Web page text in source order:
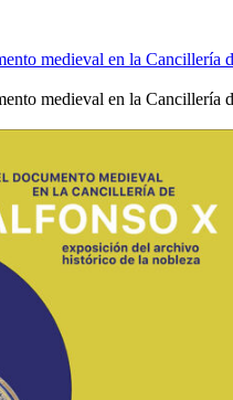
medieval en la Cancillería
medieval en la Cancillería